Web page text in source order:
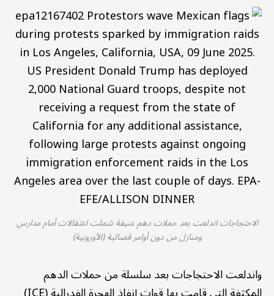
الاحتجاجات اندلعت بعد حملات دهم عنيفة شملت اعتقالات أمام مدارس
ومنازل من دون أوامر قضائية (الأوروبية)
واندلعت الاحتجاجات بعد سلسلة من حملات الدهم